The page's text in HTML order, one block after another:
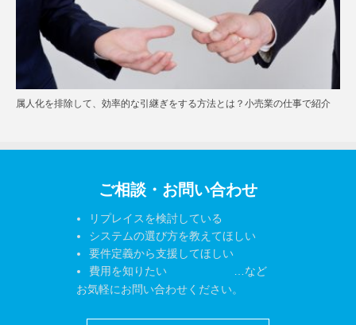
属人化を排除して、効率的な引継ぎをする方法とは？小売業の仕事で紹介
ご相談・お問い合わせ
リプレイスを検討している
システムの選び方を教えてほしい
要件定義から支援してほしい
費用を知りたい …など
お気軽にお問い合わせください。